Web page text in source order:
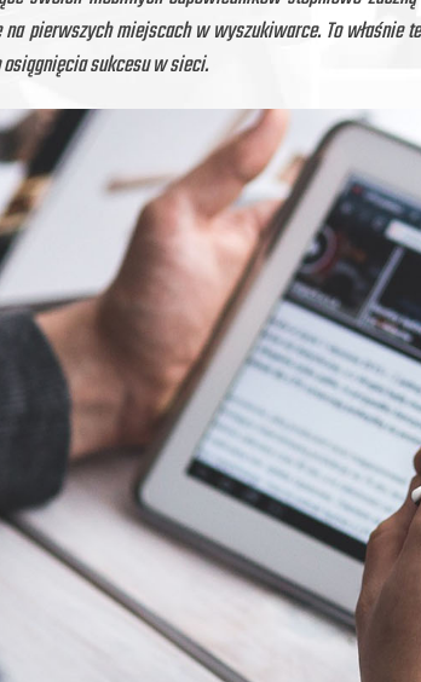
pierwszych miejscach w wyszukiwarce. To
sukcesu w sieci.